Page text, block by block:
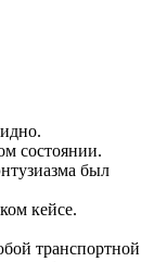
состоянии.
был
кейсе.
транспортной